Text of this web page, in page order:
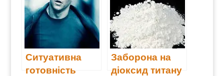
Ситуативна
готовність
Заборона на
діоксид титану